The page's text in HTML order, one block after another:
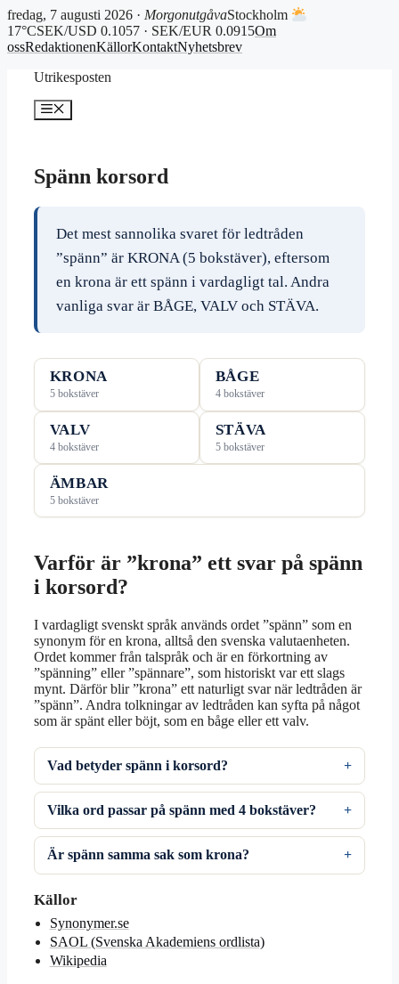
fredag, 7 augusti 2026 · MorgonutgåvaStockholm
17°CSEK/USD 0.1057 · SEK/EUR 0.0915Om
ossRedaktionenKällorKontaktNyhetsbrev
Utrikesposten
Meny
Spänn korsord
Det mest sannolika svaret för ledtråden
”spänn” är KRONA (5 bokstäver), eftersom
en krona är ett spänn i vardagligt tal. Andra
vanliga svar är BÅGE, VALV och STÄVA.
KRONA
5 bokstäver
BÅGE
4 bokstäver
VALV
4 bokstäver
STÄVA
5 bokstäver
ÄMBAR
5 bokstäver
Varför är ”krona” ett svar på spänn
i korsord?
I vardagligt svenskt språk används ordet ”spänn” som en
synonym för en krona, alltså den svenska valutaenheten.
Ordet kommer från talspråk och är en förkortning av
”spänning” eller ”spännare”, som historiskt var ett slags
mynt. Därför blir ”krona” ett naturligt svar när ledtråden är
”spänn”. Andra tolkningar av ledtråden kan syfta på något
som är spänt eller böjt, som en båge eller ett valv.
Vad betyder spänn i korsord?
Vilka ord passar på spänn med 4 bokstäver?
Är spänn samma sak som krona?
Källor
Synonymer.se
SAOL (Svenska Akademiens ordlista)
Wikipedia